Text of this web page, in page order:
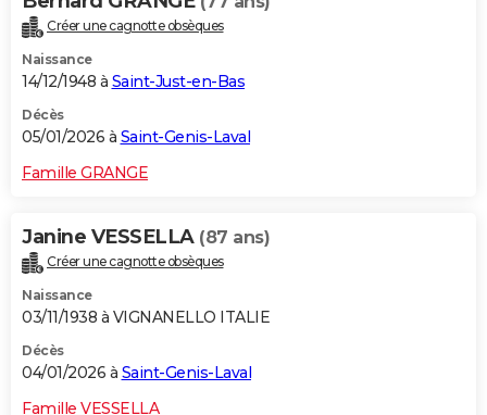
Créer une cagnotte obsèques
Naissance
14/12/1948 à Saint-Just-en-Bas
Décès
05/01/2026 à Saint-Genis-Laval
Famille GRANGE
Janine VESSELLA (87 ans)
Créer une cagnotte obsèques
Naissance
03/11/1938 à VIGNANELLO ITALIE
Décès
04/01/2026 à Saint-Genis-Laval
Famille VESSELLA